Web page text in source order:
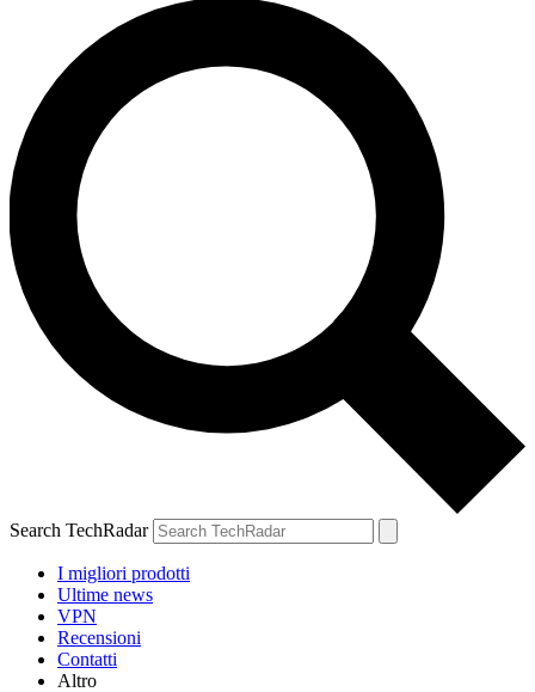
Search TechRadar
I migliori prodotti
Ultime news
VPN
Recensioni
Contatti
Altro